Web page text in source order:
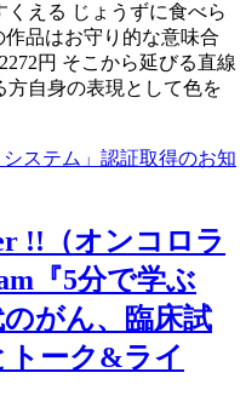
える じょうずに食べら
品はお守り的な意味合
円 そこから延びる直線
方自身の表現として色を
ステム」認証取得のお知
!!（オンコロラ
『5分で学ぶ
のがん、臨床試
トーク&ライ